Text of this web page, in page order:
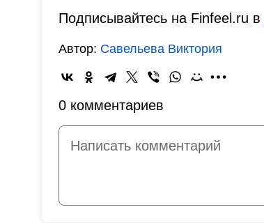
Подписывайтесь на Finfeel.ru в
Автор: Савельева Виктория
0 комментариев